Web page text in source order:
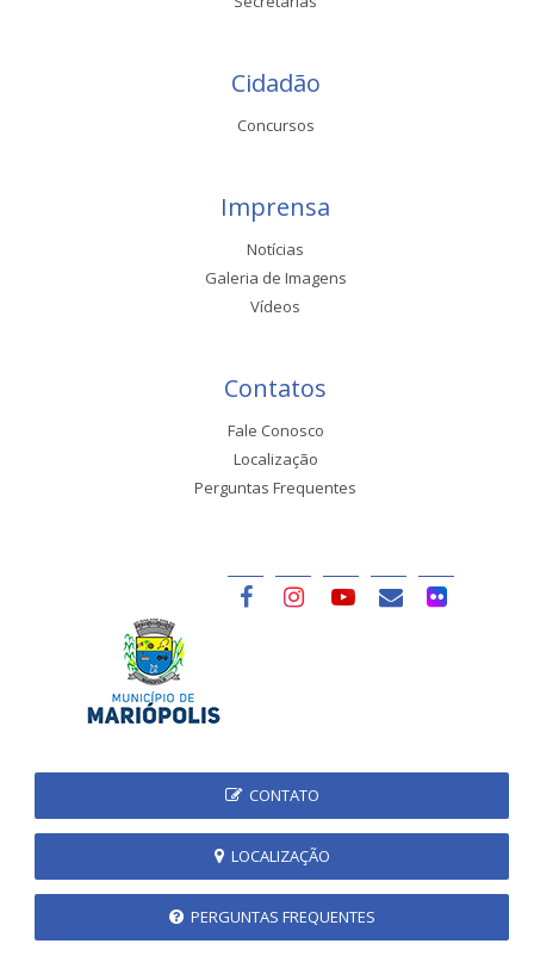
Cidadão
Concursos
Imprensa
Notícias
Galeria de Imagens
Vídeos
Contatos
Fale Conosco
Localização
Perguntas Frequentes
CONTATO
LOCALIZAÇÃO
PERGUNTAS FREQUENTES